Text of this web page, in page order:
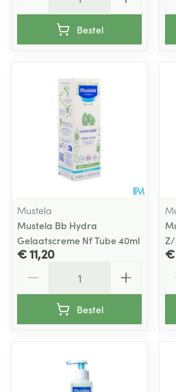
Bestel
Mustela
Mustela Bb Hydra
Gelaatscreme Nf Tube 40ml
€ 11,20
Bestel
€